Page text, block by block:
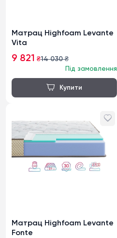
Матрац Highfoam Levante
Vita
9 821 ₴14 030₴
Під замовлення
Матрац Highfoam Levante
Fonte